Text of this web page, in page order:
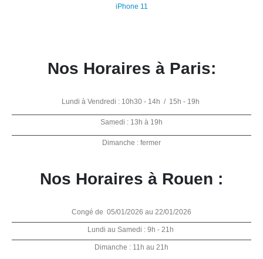
iPhone 11
Nos Horaires à Paris:
Lundi à Vendredi : 10h30 - 14h / 15h - 19h
Samedi : 13h à 19h
Dimanche : fermer
Nos Horaires à Rouen :
Congé de 05/01/2026 au 22/01/2026
Lundi au Samedi : 9h - 21h
Dimanche : 11h au 21h